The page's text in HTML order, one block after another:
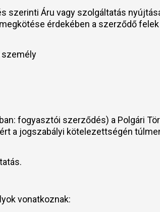
szerinti Áru vagy szolgáltatás
érdekében a szerződő
személy
fogyasztói szerződés) a Polgári
jogszabályi kötelezettségén
vonatkoznak: